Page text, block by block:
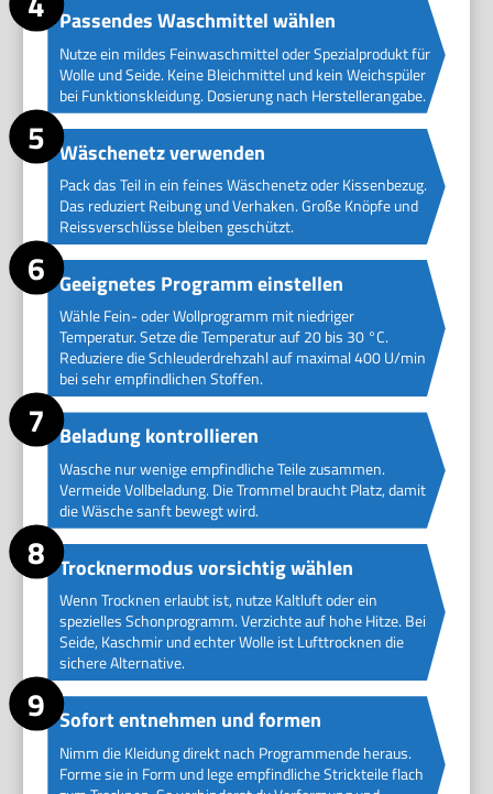
Passendes Waschmittel wählen
Nutze ein mildes Feinwaschmittel oder Spezialprodukt für
Wolle und Seide. Keine Bleichmittel und kein Weichspüler
bei Funktionskleidung. Dosierung nach Herstellerangabe.
Wäschenetz verwenden
Pack das Teil in ein feines Wäschenetz oder Kissenbezug.
Das reduziert Reibung und Verhaken. Große Knöpfe und
Reissverschlüsse bleiben geschützt.
Geeignetes Programm einstellen
Wähle Fein- oder Wollprogramm mit niedriger
Temperatur. Setze die Temperatur auf 20 bis 30 °C.
Reduziere die Schleuderdrehzahl auf maximal 400 U/min
bei sehr empfindlichen Stoffen.
Beladung kontrollieren
Wasche nur wenige empfindliche Teile zusammen.
Vermeide Vollbeladung. Die Trommel braucht Platz, damit
die Wäsche sanft bewegt wird.
Trocknermodus vorsichtig wählen
Wenn Trocknen erlaubt ist, nutze Kaltluft oder ein
spezielles Schonprogramm. Verzichte auf hohe Hitze. Bei
Seide, Kaschmir und echter Wolle ist Lufttrocknen die
sichere Alternative.
Sofort entnehmen und formen
Nimm die Kleidung direkt nach Programmende heraus.
Forme sie in Form und lege empfindliche Strickteile flach